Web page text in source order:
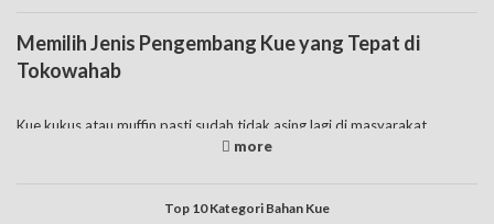
Memilih Jenis Pengembang Kue yang Tepat di
Tokowahab
Kue kukus atau muffin pasti sudah tidak asing lagi di masyarakat,
bentuknya yang mengembang, rasanya nikmat menjadi ciri khas sendiri.
dalam dunia baking. Bukan hanya dua jenis kue itu saja tetapi masih ada
Top 10 Kategori Bahan Kue